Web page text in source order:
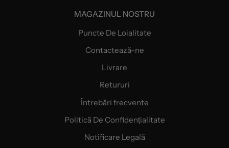
MAGAZINUL NOSTRU
Puncte De Loialitate
Contactează-ne
Livrare
Retururi
Întrebări frecvente
Politică De Confidențialitate
Notificare Legală